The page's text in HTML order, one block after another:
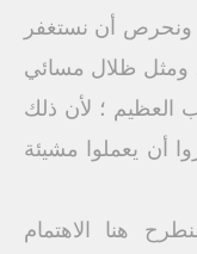
ونحرص أن نستغفر
ومثل ظلال مسائي
العظيم ؛ لأن ذلك
أن يعملوا مشيئة
هنا الاهتمام